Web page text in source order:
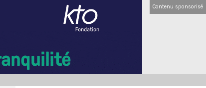
Contenu sponsorisé